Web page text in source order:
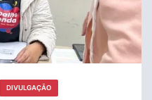
DIVULGAÇÃO